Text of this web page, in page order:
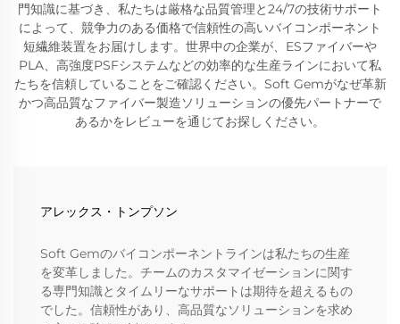
門知識に基づき、私たちは厳格な品質管理と24/7の技術サポート
によって、競争力のある価格で信頼性の高いバイコンポーネント
短繊維装置をお届けします。世界中の企業が、ESファイバーや
PLA、高強度PSFシステムなどの効率的な生産ラインにおいて私
たちを信頼していることをご確認ください。Soft Gemがなぜ革新
かつ高品質なファイバー製造ソリューションの優先パートナーで
あるかをレビューを通じてお探しください。
アレックス・トンプソン
Soft Gemのバイコンポーネントラインは私たちの生産
を変革しました。チームのカスタマイゼーションに関す
る専門知識とタイムリーなサポートは期待を超えるもの
でした。信頼性があり、高品質なソリューションを求め